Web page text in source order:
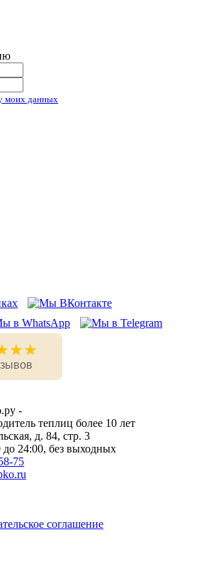
моих данных
-
теплиц более 10 лет
д. 84, стр. 3
до 24:00, без выходных
75
соглашение